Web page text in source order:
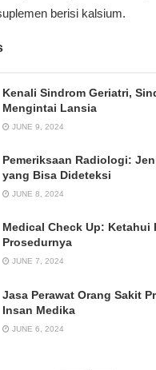
berisi kalsium.
Kenali Sindrom Geriatri,
Mengintai Lansia
JUNE 9, 2024
Pemeriksaan Radiologi:
yang Bisa Dideteksi
JUNE 8, 2024
Medical Check Up: Ketahui
Prosedurnya
JUNE 7, 2024
Jasa Perawat Orang Sakit
Insan Medika
JUNE 6, 2024